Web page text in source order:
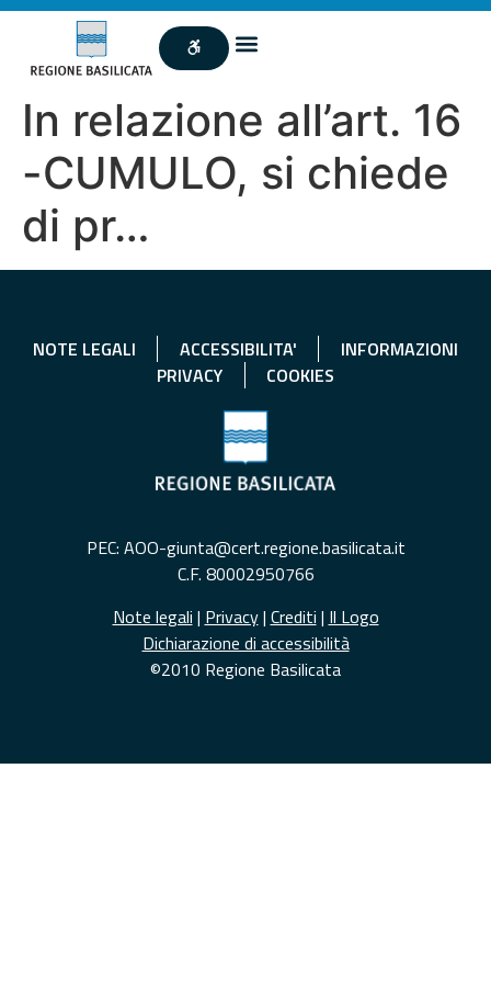
In relazione all’art. 16
-CUMULO, si chiede
di pr…
NOTE LEGALI ACCESSIBILITA'
INFORMAZIONI
PRIVACY
COOKIES
PEC: AOO-giunta@cert.regione.basilicata.it
C.F. 80002950766
Note legali | Privacy| Crediti | Il Logo
Dichiarazione di accessibilità
©2010 Regione Basilicata